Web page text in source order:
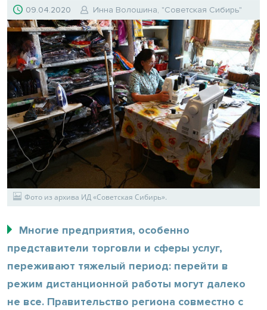
09.04.2020 Инна Волошина, "Советская Сибирь"
Фото из архива ИД «Советская Сибирь».
Многие предприятия, особенно
представители торговли и сферы услуг,
переживают тяжелый период: перейти в
режим дистанционной работы могут далеко
не все. Правительство региона совместно с